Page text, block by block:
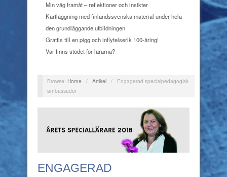
Min väg framåt – reflektioner och insikter
Kartläggning med finlandssvenska material under hela
den grundläggande utbildningen
Grattis till en pigg och inflytelserik 100-åring!
Var finns stödet för lärarna?
Browse: Home / Artikel /
Engagerad specialpedagogisk
ambassadör
ENGAGERAD